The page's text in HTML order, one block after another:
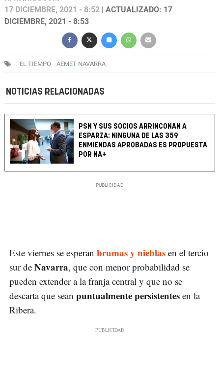
17 DICIEMBRE, 2021 - 8:52 | ACTUALIZADO: 17
DICIEMBRE, 2021 - 8:53
EL TIEMPO AEMET NAVARRA
NOTICIAS RELACIONADAS
PSN Y SUS SOCIOS ARRINCONAN A
ESPARZA: NINGUNA DE LAS 359
ENMIENDAS APROBADAS ES PROPUESTA
POR NA+
Este viernes se esperan brumas y nieblas en el tercio
sur de Navarra, que con menor probabilidad se
pueden extender a la franja central y que no se
descarta que sean puntualmente persistentes en la
Ribera.